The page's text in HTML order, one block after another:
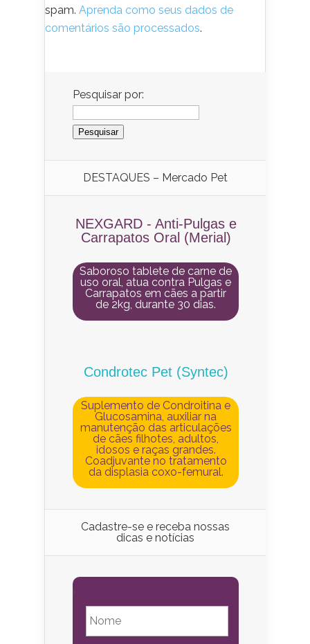
spam. Aprenda como seus dados de
comentários são processados.
Pesquisar por:
DESTAQUES – Mercado Pet
NEXGARD - Anti-Pulgas e
Carrapatos Oral (Merial)
Saboroso tablete de carne de
uso oral, atua contra Pulgas e
Carrapatos em cães a partir
de 2kg, durante 30 dias.
Condrotec Pet (Syntec)
Suplemento de Condroitina e
Glucosamina, auxiliar na
manutenção das articulações
de cães filhotes, adultos,
idosos e raças grandes.
Coadjuvante no tratamento
da displasia coxo-femural.
Cadastre-se e receba nossas
dicas e notícias